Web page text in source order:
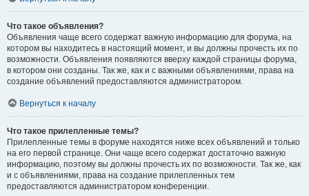
Что такое объявления?
Объявления чаще всего содержат важную информацию для форума, на
котором вы находитесь в настоящий момент, и вы должны прочесть их по
возможности. Объявления появляются вверху каждой страницы форума,
в котором они созданы. Так же, как и с важными объявлениями, права на
создание объявлений предоставляются администратором.
Вернуться к началу
Что такое прилепленные темы?
Прилепленные темы в форуме находятся ниже всех объявлений и только
на его первой странице. Они чаще всего содержат достаточно важную
информацию, поэтому вы должны прочесть их по возможности. Так же, как
и с объявлениями, права на создание прилепленных тем
предоставляются администратором конференции.